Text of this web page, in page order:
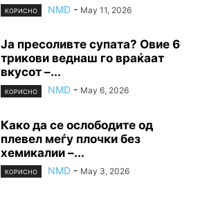
КОРИСНО NMD - May 11, 2026
Ја пресоливте супата? Овие 6
трикови веднаш го враќаат
вкусот –...
КОРИСНО NMD - May 6, 2026
Како да се ослободите од
плевел меѓу плочки без
хемикалии –...
КОРИСНО NMD - May 3, 2026